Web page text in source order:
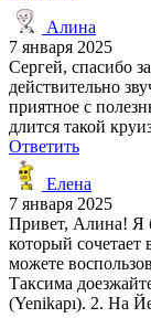
Алина
7 января 2025
Сергей, спасибо
действительно
приятное с
длится такой
Ответить
Елена
7 января 2025
Привет, Алина! Я
который сочетает
можете
Таксима
(Yenikapı). 2. На